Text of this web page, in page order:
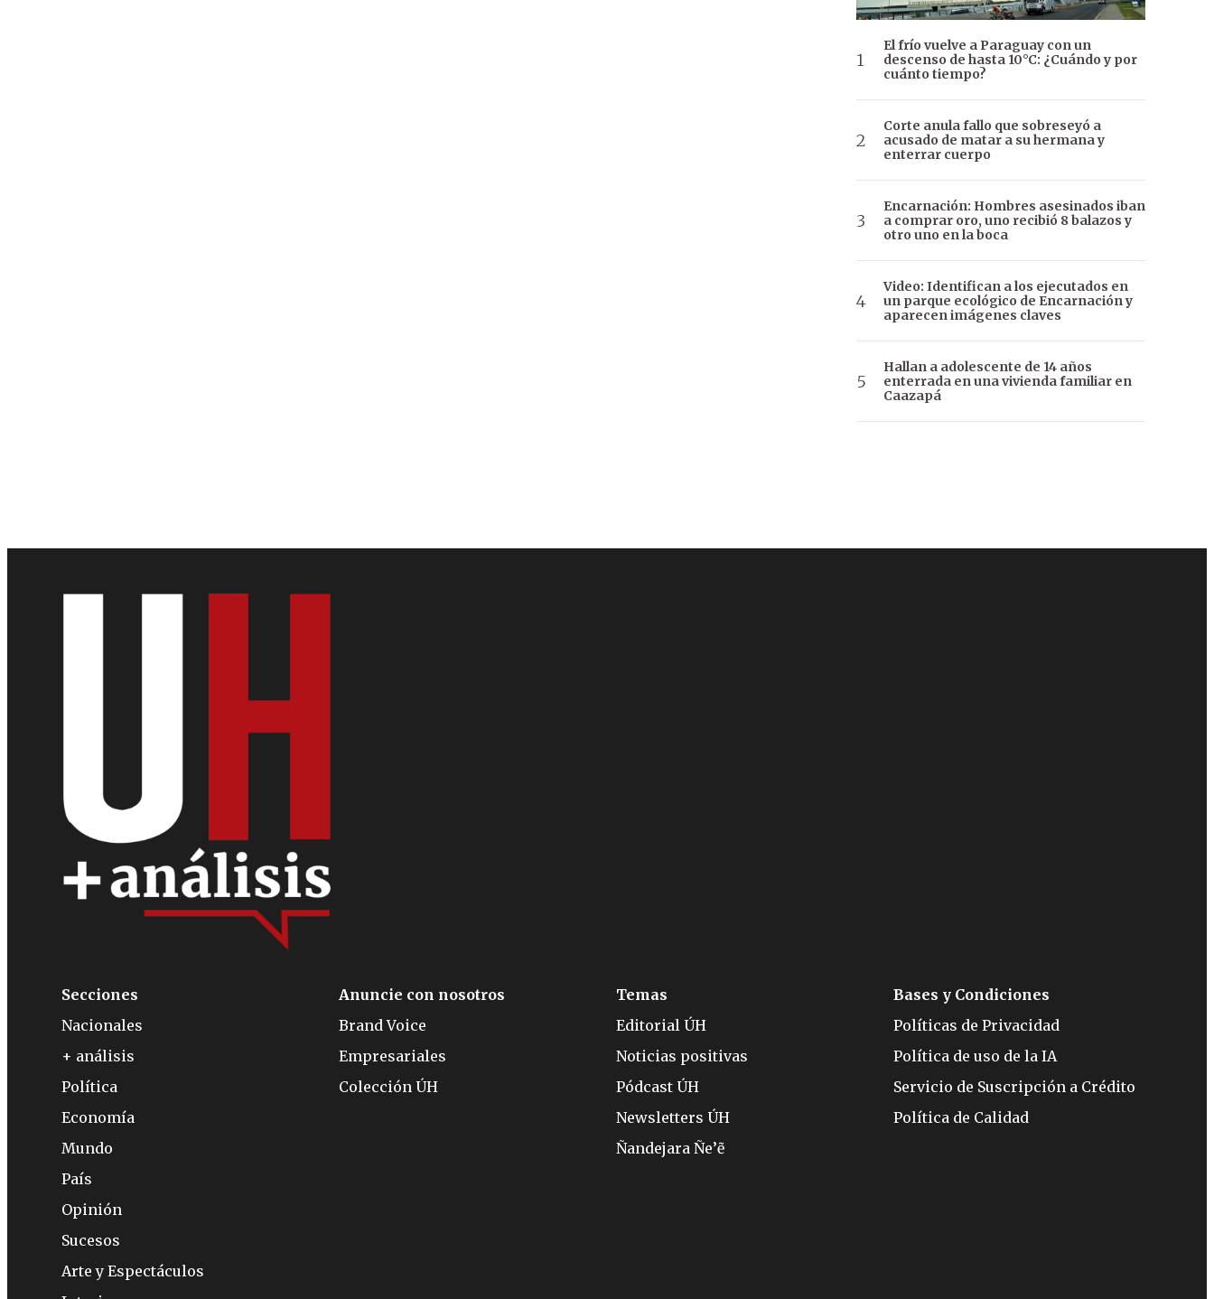
El frío vuelve a Paraguay con un
descenso de hasta 10°C: ¿Cuándo y por
cuánto tiempo?
Corte anula fallo que sobreseyó a
acusado de matar a su hermana y
enterrar cuerpo
Encarnación: Hombres asesinados iban
a comprar oro, uno recibió 8 balazos y
otro uno en la boca
Video: Identifican a los ejecutados en
un parque ecológico de Encarnación y
aparecen imágenes claves
Hallan a adolescente de 14 años
enterrada en una vivienda familiar en
Caazapá
Secciones
Nacionales
+ análisis
Política
Economía
Mundo
País
Opinión
Sucesos
Arte y Espectáculos
Anuncie con nosotros
Brand Voice
Empresariales
Colección ÚH
Temas
Editorial ÚH
Noticias positivas
Pódcast ÚH
Newsletters ÚH
Ñandejara Ñe’ẽ
Bases y Condiciones
Políticas de Privacidad
Política de uso de la IA
Servicio de Suscripción a Crédito
Política de Calidad